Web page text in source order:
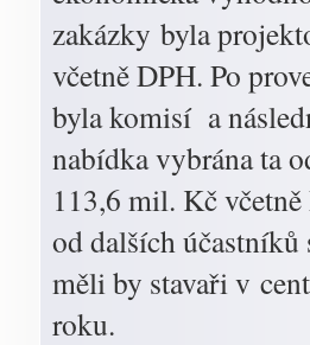
zakázky byla
včetně DPH. Po
byla komisí a
nabídka vybrána ta
113,6 mil. Kč
od dalších
měli by stavaři v
roku.